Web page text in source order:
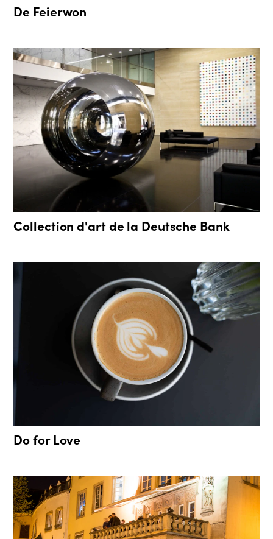
De Feierwon
Collection d'art de la Deutsche Bank
Do for Love